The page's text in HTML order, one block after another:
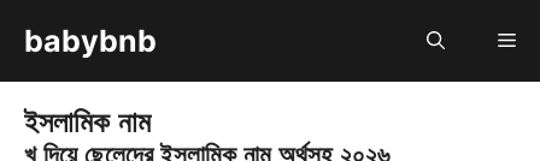
babybnb
ইসলামিক নাম
খ দিয়ে ছেলেদের ইসলামিক নাম অর্থসহ ২০২৬